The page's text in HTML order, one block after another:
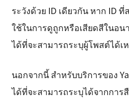
ระวังด้วย ID เดียวกัน หาก ID
ใช้ในการดูถูกหรือเสียดสีในอน
ได้ที่จะสามารถระบุผู้โพสต์ได้
นอกจากนี้ สำหรับบริการของ
ได้ที่จะสามารถระบุได้จากการ